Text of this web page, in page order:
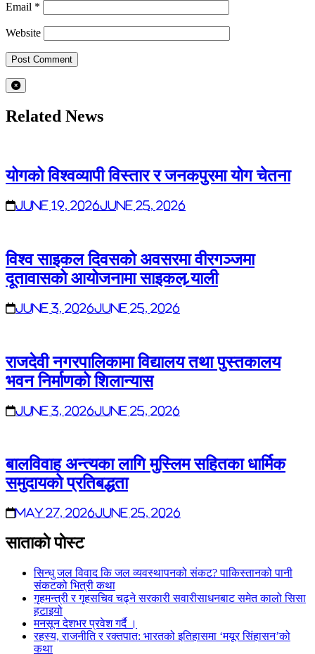
Email *
Website
Related News
योगको विश्वव्यापी विस्तार र जनकपुरमा योग चेतना
June 19, 2026June 25, 2026
विश्व साइकल दिवसको अवसरमा वीरगञ्जमा
दूतावासको आयोजनामा साइकल र्‍याली
June 3, 2026June 25, 2026
राजदेवी नगरपालिकामा विद्यालय तथा पुस्तकालय
भवन निर्माणको शिलान्यास
June 3, 2026June 25, 2026
बालविवाह अन्त्यका लागि मुस्लिम सहितका धार्मिक
समुदायको प्रतिबद्धता
May 27, 2026June 25, 2026
साताकाे पाेस्ट
सिन्धु जल विवाद कि जल व्यवस्थापनको संकट? पाकिस्तानको पानी
संकटको भित्री कथा
गृहमन्त्री र गृहसचिव चढ्ने सरकारी सवारीसाधनबाट समेत कालो सिसा
हटाइयो
मनसून देशभर प्रवेश गर्दै ।
रहस्य, राजनीति र रक्तपात: भारतको इतिहासमा ‘मयूर सिंहासन’को
कथा